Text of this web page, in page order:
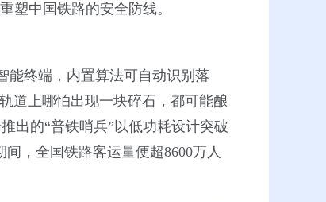
塑中国铁路的安全防线。
能终端，内置算法可自动识别落
道上哪怕出现一块碎石，都可能酿
出的“普铁哨兵”以低功耗设计突破
，全国铁路客运量便超8600万人